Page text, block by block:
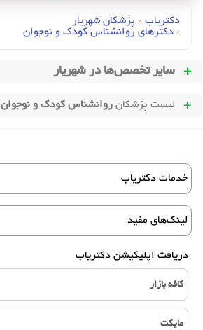
دکتریاب › پزشکان شهریار
› دکترهای روانشناس کودک و نوجوان
سایر تخصص‌ها در شهریار
لیست پزشکان روانشناس کودک و نوجوان
خدمات دکتریاب
لینک‌های مفید
دریافت اپلیکیشن دکتریاب
کافه بازار
مایکت